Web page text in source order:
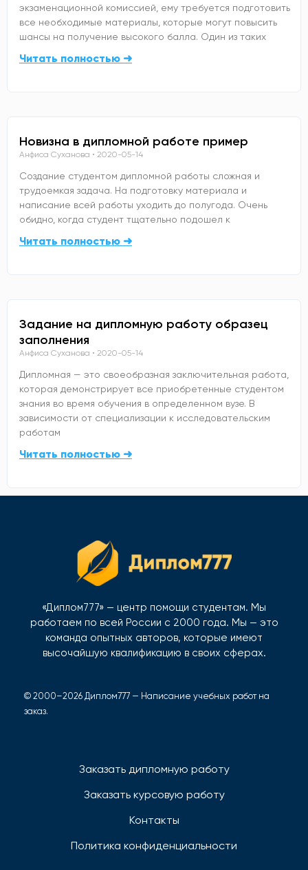
экзаменационной комиссией, ему требуется подготовить
все необходимые материалы, которые могут повысить
шансы на получение высокого балла. Один из таких
Читать полностью ➜
Новизна в дипломной работе пример
Анфиса Суханова 2020-05-14
Создание студентом дипломной работы сложная и
трудоемкая задача. На подготовку материала и
написание всей работы уходить до полугода. Очень
обидно, когда студент тщательно подошел к
Читать полностью ➜
Задание на дипломную работу образец
заполнения
Анфиса Суханова 2020-05-14
Дипломная — это своеобразная заключительная работа,
которая демонстрирует все приобретенные студентом
знания во время обучения в определенном вузе. В
зависимости от специализации к исследовательским
работам
Читать полностью ➜
«Диплом777» — центр помощи студентам. Мы
работаем по всей России с 2000 года. Мы — это
команда опытных авторов, которые имеют
высочайшую квалификацию в своих сферах.
© 2000–2026 Диплом777 — Написание учебных работ на
заказ.
Заказать дипломную работу
Заказать курсовую работу
Контакты
Политика конфиденциальности